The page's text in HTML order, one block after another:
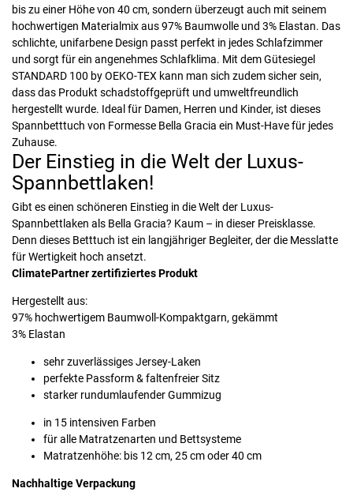
bis zu einer Höhe von 40 cm, sondern überzeugt auch mit seinem
hochwertigen Materialmix aus 97% Baumwolle und 3% Elastan. Das
schlichte, unifarbene Design passt perfekt in jedes Schlafzimmer
und sorgt für ein angenehmes Schlafklima. Mit dem Gütesiegel
STANDARD 100 by OEKO-TEX kann man sich zudem sicher sein,
dass das Produkt schadstoffgeprüft und umweltfreundlich
hergestellt wurde. Ideal für Damen, Herren und Kinder, ist dieses
Spannbetttuch von Formesse Bella Gracia ein Must-Have für jedes
Zuhause.
Der Einstieg in die Welt der Luxus-
Spannbettlaken!
Gibt es einen schöneren Einstieg in die Welt der Luxus-
Spannbettlaken als Bella Gracia? Kaum – in dieser Preisklasse.
Denn dieses Betttuch ist ein langjähriger Begleiter, der die Messlatte
für Wertigkeit hoch ansetzt.
ClimatePartner zertifiziertes Produkt
Hergestellt aus:
97% hochwertigem Baumwoll-Kompaktgarn, gekämmt
3% Elastan
sehr zuverlässiges Jersey-Laken
perfekte Passform & faltenfreier Sitz
starker rundumlaufender Gummizug
in 15 intensiven Farben
für alle Matratzenarten und Bettsysteme
Matratzenhöhe: bis 12 cm, 25 cm oder 40 cm
Nachhaltige Verpackung